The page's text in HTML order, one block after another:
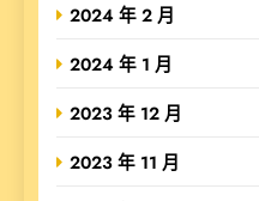
2024 年 2 月
2024 年 1 月
2023 年 12 月
2023 年 11 月